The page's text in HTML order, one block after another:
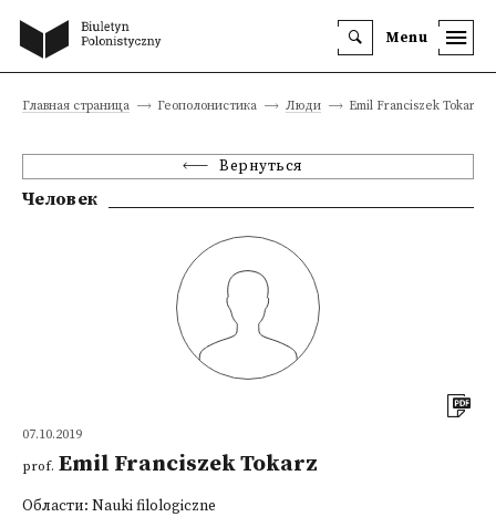
Menu
Главная страница Геополонистика Люди Emil Franciszek Tokarz
Вернуться
Человек
07.10.2019
prof. Emil Franciszek Tokarz
Области: Nauki filologiczne